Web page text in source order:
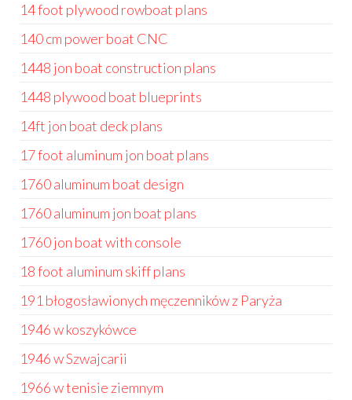
14 foot plywood rowboat plans
140 cm power boat CNC
1448 jon boat construction plans
1448 plywood boat blueprints
14ft jon boat deck plans
17 foot aluminum jon boat plans
1760 aluminum boat design
1760 aluminum jon boat plans
1760 jon boat with console
18 foot aluminum skiff plans
191 błogosławionych męczenników z Paryża
1946 w koszykówce
1946 w Szwajcarii
1966 w tenisie ziemnym